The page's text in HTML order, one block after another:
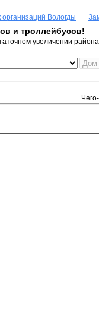
организаций Вологды
и троллейбусов!
увеличении